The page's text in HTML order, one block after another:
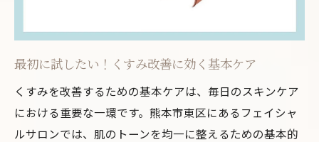
プロが教える、くすみが消えるメカニズム
肌の状態を劇的に変える秘密のアイテム
くすみ改善に効果を上げる新技術紹介
最新美容機器を駆使した熊本市東区のフェイシ
ャルサロン体験記
最初に試したい！くすみ改善に効く基本ケア
くすみを改善するための基本ケアは、毎日のスキンケア
における重要な一環です。熊本市東区にあるフェイシャ
ルサロンでは、肌のトーンを均一に整えるための基本的